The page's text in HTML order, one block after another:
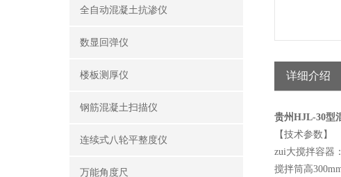
全自动混凝土抗渗仪
数显回弹仪
楼板测厚仪
钢筋混凝土扫描仪
连续式八轮平整度仪
万能角度尺
详细介绍
贵州HJL-30型
【技术参数】
zui大搅拌容器：
搅拌筒高